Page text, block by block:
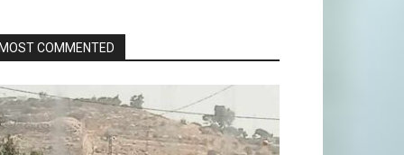
MOST COMMENTED